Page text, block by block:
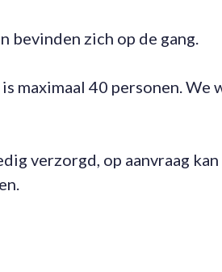
bevinden zich op de gang.
maximaal 40 personen. We
verzorgd, op aanvraag